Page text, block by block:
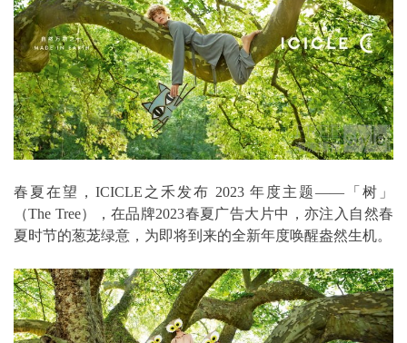
春夏在望，ICICLE之禾发布 2023 年度主题――「树」
（The Tree），在品牌2023春夏广告大片中，亦注入自然春
夏时节的葱茏绿意，为即将到来的全新年度唤醒盎然生机。